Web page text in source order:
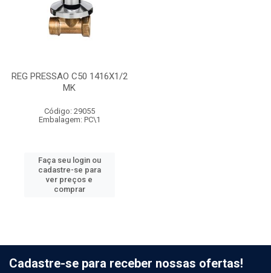
REG PRESSAO C50 1416X1/2
MK
Código: 29055
Embalagem: PC\1
Faça seu login ou
cadastre-se para
ver preços e
comprar
Cadastre-se para receber nossas ofertas!